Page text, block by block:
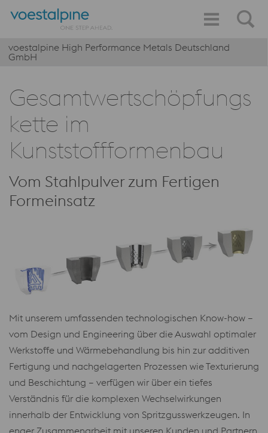
voestalpine High Performance Metals Deutschland
GmbH
Gesamtwertschöpfungs
kette im
Kunststoffformenbau
Vom Stahlpulver zum Fertigen
Formeinsatz
Mit unserem umfassenden technologischen Know-how –
vom Design und Engineering über die Auswahl optimaler
Werkstoffe und Wärmebehandlung bis hin zur additiven
Fertigung und nachgelagerten Prozessen wie Texturierung
und Beschichtung – verfügen wir über ein tiefes
Verständnis für die komplexen Wechselwirkungen
innerhalb der Entwicklung von Spritzgusswerkzeugen. In